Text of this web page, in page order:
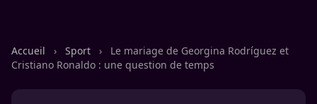
Accueil › Sport ›
Le mariage de Georgina Rodríguez et
Cristiano Ronaldo : une question de temps